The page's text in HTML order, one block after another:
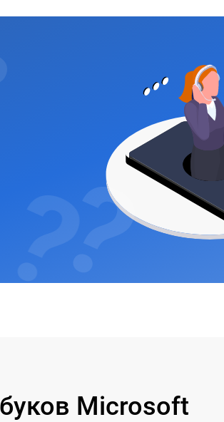
Microsoft